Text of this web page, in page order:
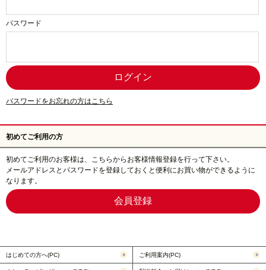
パスワード
パスワードをお忘れの方はこちら
初めてご利用の方
初めてご利用のお客様は、こちらからお客様情報登録を行って下さい。
メールアドレスとパスワードを登録しておくと便利にお買い物ができるように
なります。
はじめての方へ(PC) ご利用案内(PC)